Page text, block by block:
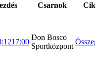
Csarnok
17:00
Don Bosco
Sportközpont